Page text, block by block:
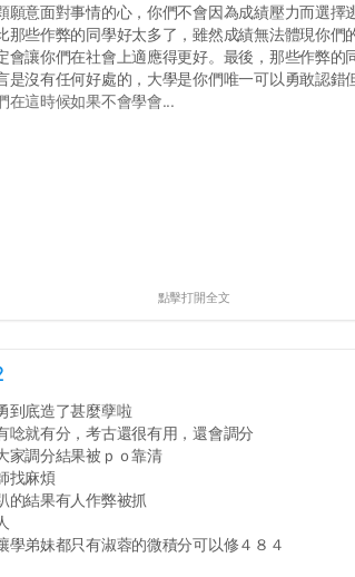
願意面對事情的心，你們不會因為成績壓力而選擇
那些作弊的同學好太多了，雖然成績無法體現你們
會讓你們在社會上適應得更好。最後，那些作弊的
是沒有任何好處的，大學是你們唯一可以勇敢認錯
在這時候如果不會學會...
點擊打開全文
到底造了甚麼孽啦
唸就有分，考古還很有用，還會調分
家調分結果被ｐｏ靠清
找麻煩
的結果有人作弊被抓
學弟妹都只有淑蓉的微積分可以修４８４